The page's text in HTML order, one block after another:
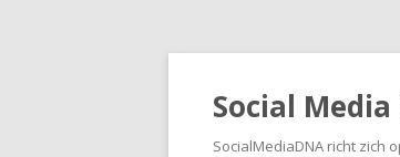
Social Media
SocialMediaDNA richt zich